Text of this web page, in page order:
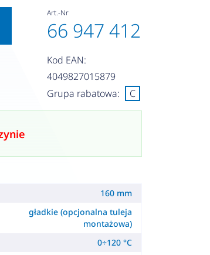
Art.-Nr
66 947 412
Kod EAN:
4049827015879
Grupa rabatowa:
C
160 mm
gładkie (opcjonalna tuleja
montażowa)
0÷120 °C